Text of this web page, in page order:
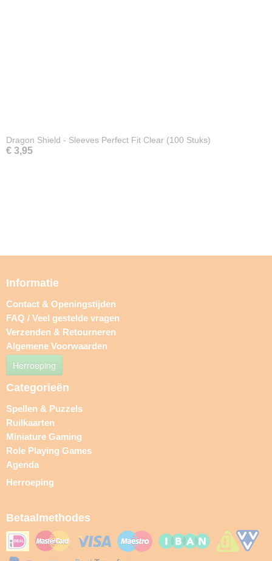
Dragon Shield - Sleeves Perfect Fit Clear (100 Stuks)
€ 3,95
Informatie
Contact & Openingstijden
FAQ / Veel gestelde vragen
Verzenden & Retourneren
Algemene Voorwaarden
Herroeping
Categorieën
Spellen & Puzzels
Ruilkaarten
Miniature Gaming
Role Playing Games
Agenda
Herroeping
Betaalmethodes